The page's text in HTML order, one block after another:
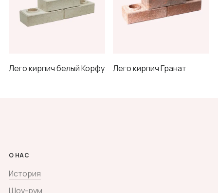
Лего кирпич белый Корфу Лего кирпич Гранат
О НАС
История
Шоу-рум